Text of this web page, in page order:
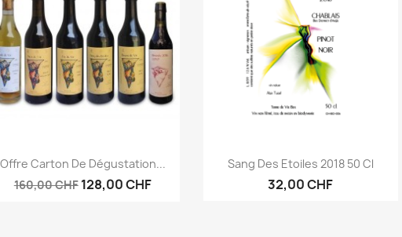
Aperçu rapide
Offre Carton De Dégustation...
160,00 CHF 128,00 CHF
Aperçu rapide
Sang Des Etoiles 2018 50 Cl
32,00 CHF